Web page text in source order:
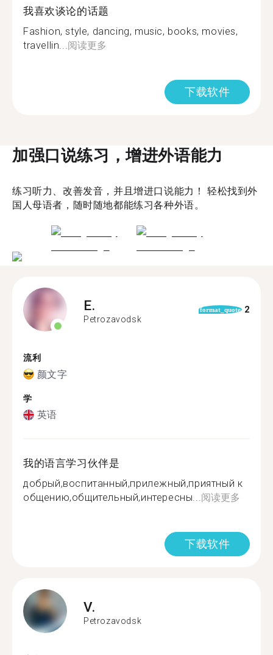
我喜欢谈论的话题
Fashion, style, dancing, music, books, movies,
travellin... 阅读更多
下载软件
加强口说练习，增进外语能力
练习听力、改善发音，并且增进口说能力！ 轻松找到外
国人母语者，随时随地都能练习各种外语。
E.
Petrozavodsk
format_quote 2
流利
颜文字
学
英语
我的语言学习伙伴是
добрый,воспитанный,прилежный,приятный к
общению,общительный,интересны...阅读更多
下载软件
V.
Petrozavodsk